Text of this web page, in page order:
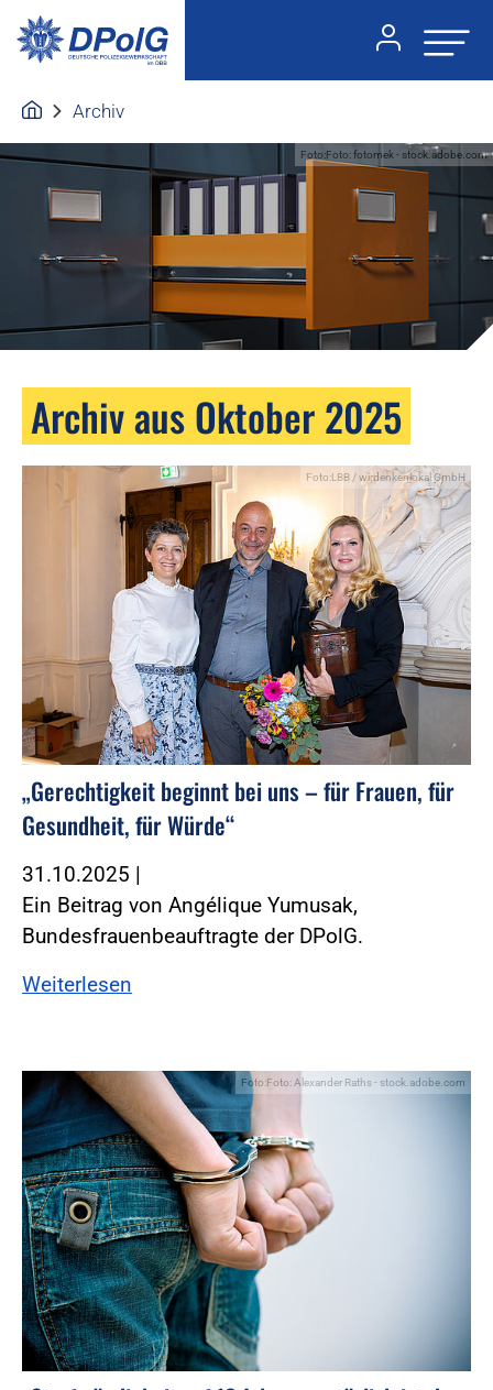
Archiv
Foto:Foto: fotomek - stock.adobe.com
Archiv aus Oktober 2025
Foto:LBB / wirdenkenlokal GmbH
„Gerechtigkeit beginnt bei uns – für Frauen, für
Gesundheit, für Würde“
31.10.2025 |
Ein Beitrag von Angélique Yumusak,
Bundesfrauenbeauftragte der DPolG.
Weiterlesen
Foto:Foto: Alexander Raths - stock.adobe.com